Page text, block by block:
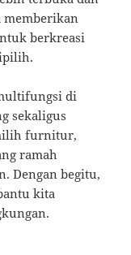
memberikan
berkreasi
di
sekaligus
furnitur,
ramah
Dengan begitu,
kita